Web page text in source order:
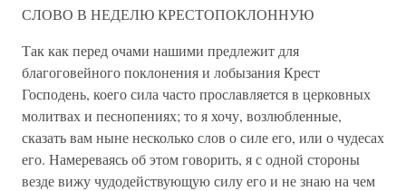
СЛОВО В НЕДЕЛЮ КРЕСТОПОКЛОННУЮ
Так как перед очами нашими предлежит для
благоговейного поклонения и лобызания Крест
Господень, коего сила часто прославляется в церковных
молитвах и песнопениях; то я хочу, возлюбленные,
сказать вам ныне несколько слов о силе его, или о чудесах
его. Намереваясь об этом говорить, я с одной стороны
везде вижу чудодействующую силу его и не знаю на чем